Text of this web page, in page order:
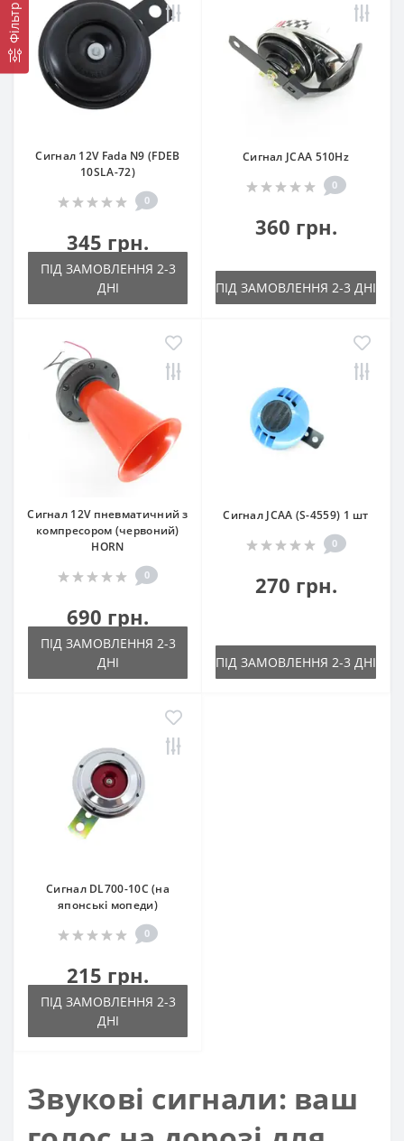
Фільтр
Сигнал 12V Fada N9 (FDEB
10SLA-72)
0
345 грн.
ПІД ЗАМОВЛЕННЯ 2-3
ДНІ
Сигнал JCAA 510Hz
0
360 грн.
ПІД ЗАМОВЛЕННЯ 2-3 ДНІ
Сигнал 12V пневматичний з
компресором (червоний)
HORN
0
690 грн.
ПІД ЗАМОВЛЕННЯ 2-3
ДНІ
Сигнал JCAA (S-4559) 1 шт
0
270 грн.
ПІД ЗАМОВЛЕННЯ 2-3 ДНІ
Сигнал DL700-10C (на
японські мопеди)
0
215 грн.
ПІД ЗАМОВЛЕННЯ 2-3
ДНІ
Звукові сигнали: ваш